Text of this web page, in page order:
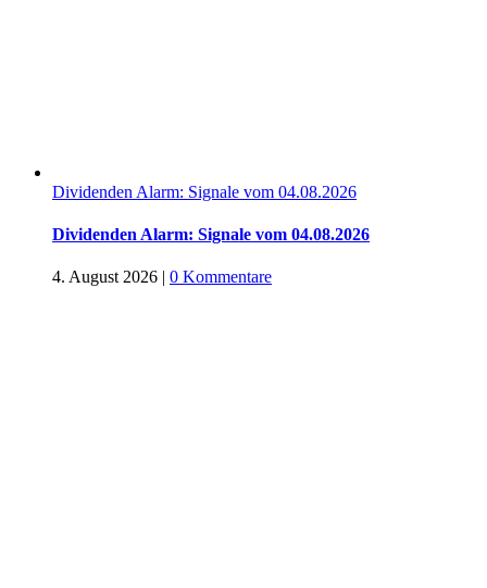
Dividenden Alarm: Signale vom 04.08.2026
Dividenden Alarm: Signale vom 04.08.2026
4. August 2026 | 0 Kommentare